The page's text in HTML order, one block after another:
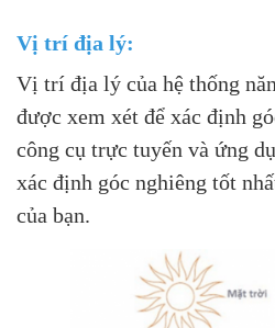
Vị trí địa lý:
Vị trí địa lý của hệ thống
được xem xét để xác định
công cụ trực tuyến và ứng
xác định góc nghiêng tốt
của bạn.